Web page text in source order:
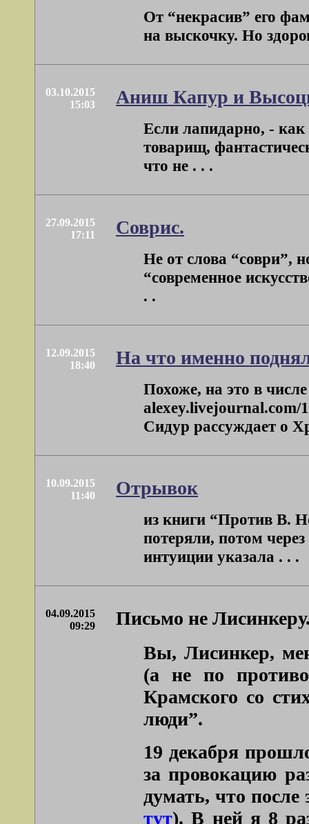
От “некрасив” его
на выскочку. Но
03.10.2015
15:03
Аниш Капур и
Если лапидарно, -
товарищ,
что не . . .
27.09.2015
17:11
Соврис.
Не от слова “соври”,
“современное
. .
12.09.2015
18:40
На что именно
Похоже, на это в
alexey.livejournal.com/
Сидур рассуждает о
10.09.2015
11:40
Отрывок
из книги “Против В.
потеряли, потом
интуиции указала . . .
04.09.2015
09:29
Письмо не
Вы, Лисинкер,
(а не по
Крамского со
люди”.
19 декабря
за провокацию
думать, что
тут). В ней я 8